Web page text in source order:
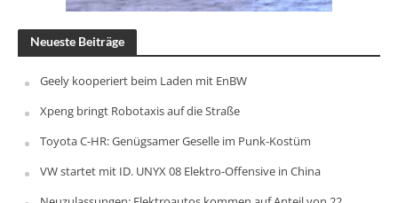
Neueste Beiträge
Geely kooperiert beim Laden mit EnBW
Xpeng bringt Robotaxis auf die Straße
Toyota C-HR: Genügsamer Geselle im Punk-Kostüm
VW startet mit ID. UNYX 08 Elektro-Offensive in China